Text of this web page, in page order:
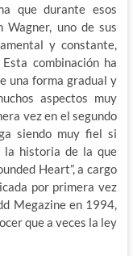
que durante esos
uno de sus
y constante,
combinación ha
una forma gradual y
aspectos muy
vez en el segundo
siendo muy fiel si
la historia de la que
Heart”, a cargo
por primera vez
Megazine en 1994,
que a veces la ley